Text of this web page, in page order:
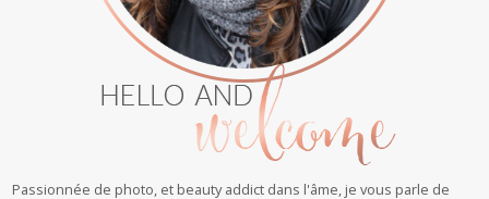
Passionnée de photo, et beauty addict dans l'âme, je vous parle de